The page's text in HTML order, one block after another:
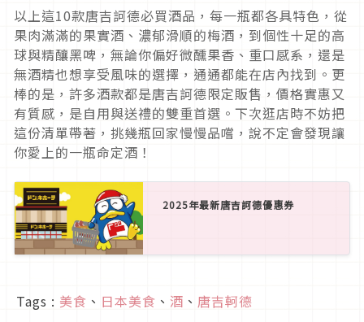
以上這10款唐吉訶德必買酒品，每一瓶都各具特色，從
果肉滿滿的果實酒、濃郁滑順的梅酒，到個性十足的高
球與精釀黑啤，無論你偏好微醺果香、重口感系，還是
無酒精也想享受風味的選擇，通通都能在店內找到。更
棒的是，許多酒款都是唐吉訶德限定販售，價格實惠又
有質感，是自用與送禮的雙重首選。下次逛店時不妨把
這份清單帶著，挑幾瓶回家慢慢品嚐，說不定會發現讓
你愛上的一瓶命定酒！
2025年最新唐吉訶德優惠券
Tags : 美食 、 日本美食 、 酒 、 唐吉軻德